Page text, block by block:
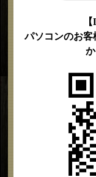
パソコンのお客